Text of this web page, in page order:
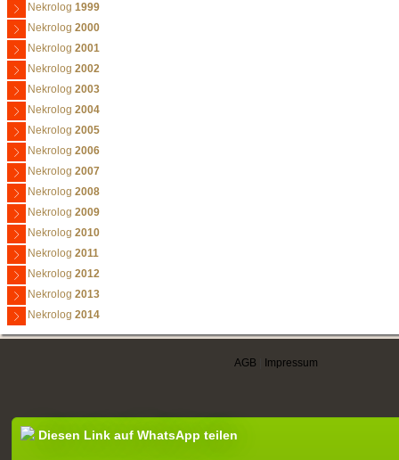
Nekrolog 1999
Nekrolog 2000
Nekrolog 2001
Nekrolog 2002
Nekrolog 2003
Nekrolog 2004
Nekrolog 2005
Nekrolog 2006
Nekrolog 2007
Nekrolog 2008
Nekrolog 2009
Nekrolog 2010
Nekrolog 2011
Nekrolog 2012
Nekrolog 2013
Nekrolog 2014
AGB Impressum
Diesen Link auf WhatsApp teilen